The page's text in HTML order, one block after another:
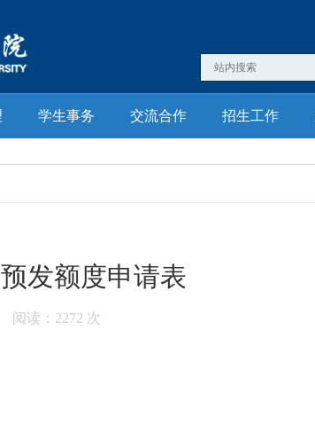
学生事务 交流合作 招生工作
发额度申请表
阅读： 2272 次